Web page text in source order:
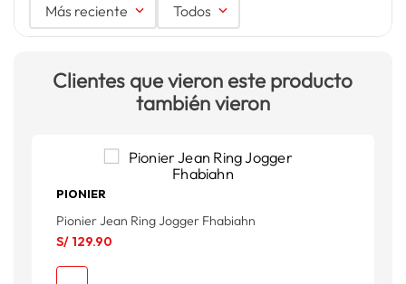
Más reciente Todos
Clientes que vieron este producto
también vieron
PIONIER
Pionier Jean Ring Jogger Fhabiahn
S/ 129.90